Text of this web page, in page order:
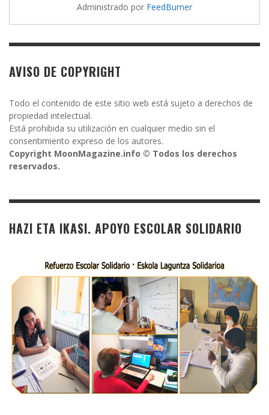
Administrado por FeedBurner
AVISO DE COPYRIGHT
Todo el contenido de este sitio web está sujeto a derechos de
propiedad intelectual.
Está prohibida su utilización en cualquier medio sin el
consentimiento expreso de los autores.
Copyright MoonMagazine.info © Todos los derechos
reservados.
HAZI ETA IKASI. APOYO ESCOLAR SOLIDARIO